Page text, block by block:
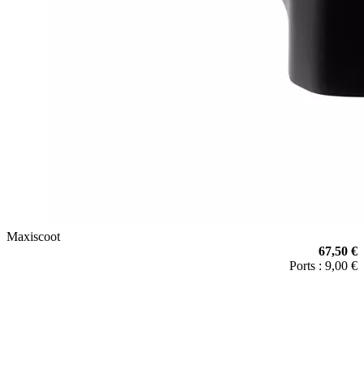
Maxiscoot
67,50 €
Ports : 9,00 €